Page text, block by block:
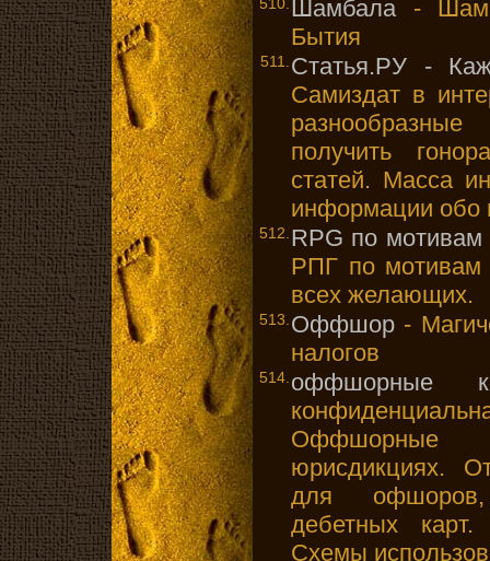
Шамбала-
Бытия
511. Статья.РУ -
Самиздат в
получить
статей. Масса
информации обо
512. RPG по мотивам
РПГ по мотивам
всех желающих.
513. Оффшор -
налогов
514. оффшорные
Оффшорные
юрисдикциях.
для офшоров,
дебетных
Схемы